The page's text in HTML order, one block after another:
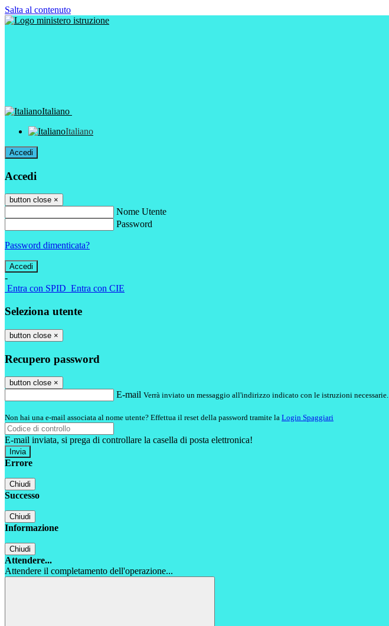
Salta al contenuto
Italiano
Italiano
Accedi
Accedi
button close ×
Nome Utente
Password
Password dimenticata?
-
Entra con SPID Entra con CIE
Seleziona utente
button close ×
Recupero password
button close ×
E-mail Verrà inviato un messaggio all'indirizzo indicato con le istruzioni necessarie.
Non hai una e-mail associata al nome utente? Effettua il reset della password tramite la Login Spaggiari
E-mail inviata, si prega di controllare la casella di posta elettronica!
Errore
Chiudi
Successo
Chiudi
Informazione
Chiudi
Attendere...
Attendere il completamento dell'operazione...